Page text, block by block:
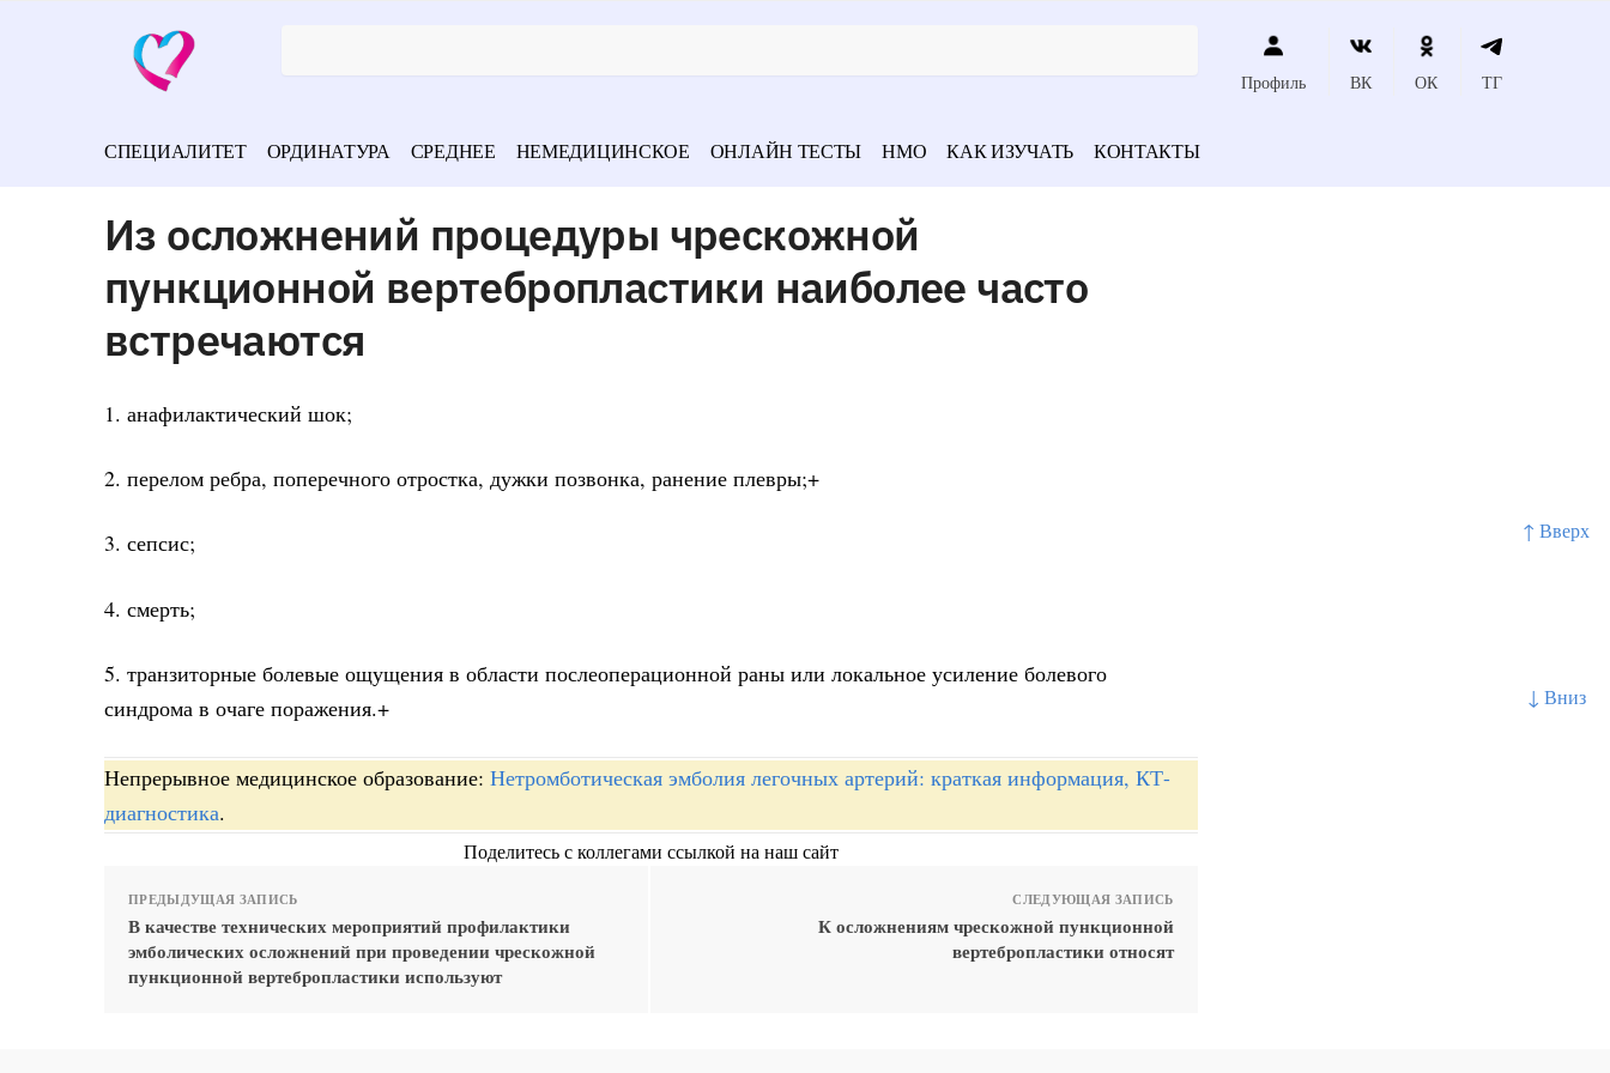
↑ Вверх
↓ Вниз
Профиль ВК ОК ТГ
СПЕЦИАЛИТЕТ ОРДИНАТУРА СРЕДНЕЕ НЕМЕДИЦИНСКОЕ ОНЛАЙН ТЕСТЫ НМО КАК ИЗУЧАТЬ КОНТАКТЫ
Из осложнений процедуры чрескожной
пункционной вертебропластики наиболее часто
встречаются
1. анафилактический шок;
2. перелом ребра, поперечного отростка, дужки позвонка, ранение плевры;+
3. сепсис;
4. смерть;
5. транзиторные болевые ощущения в области послеоперационной раны или локальное усиление болевого
синдрома в очаге поражения.+
Непрерывное медицинское образование: Нетромботическая эмболия легочных артерий: краткая информация, КТ-
диагностика.
Поделитесь с коллегами ссылкой на наш сайт
ПРЕДЫДУЩАЯ ЗАПИСЬ
В качестве технических мероприятий профилактики
эмболических осложнений при проведении чрескожной
пункционной вертебропластики используют
СЛЕДУЮЩАЯ ЗАПИСЬ
К осложнениям чрескожной пункционной
вертебропластики относят